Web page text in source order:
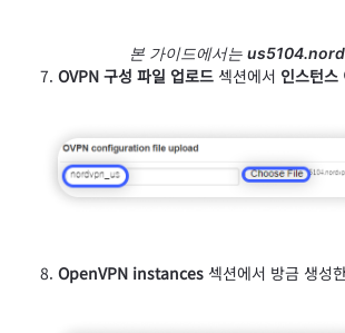
본 가이드에서는
OVPN 구성 파일 업로드 섹션에서 인스턴스
OpenVPN instances 섹션에서 방금 생성